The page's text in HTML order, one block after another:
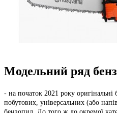
Модельний ряд
- на початок 2021 року
побутових, універсальних (або